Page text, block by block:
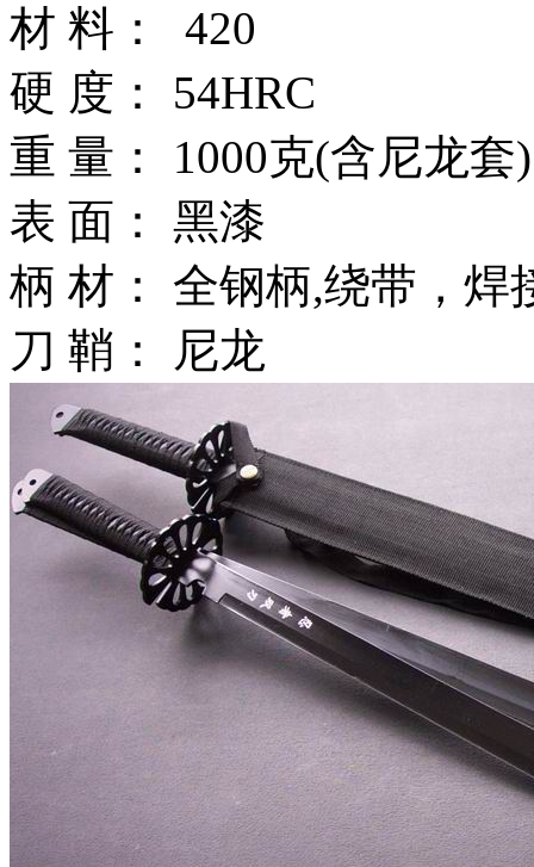
材 料： 420
硬 度： 54HRC
重 量： 1000克(含尼龙
表 面： 黑漆
柄 材： 全钢柄,绕带，
刀 鞘： 尼龙